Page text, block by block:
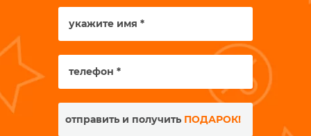
отправить и получить ПОДАРОК!